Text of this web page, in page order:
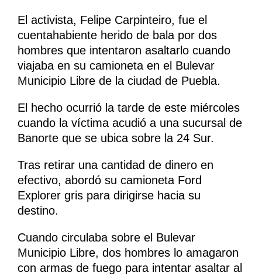
El activista, Felipe Carpinteiro, fue el
cuentahabiente herido de bala por dos
hombres que intentaron asaltarlo cuando
viajaba en su camioneta en el Bulevar
Municipio Libre de la ciudad de Puebla.
El hecho ocurrió la tarde de este miércoles
cuando la víctima acudió a una sucursal de
Banorte que se ubica sobre la 24 Sur.
Tras retirar una cantidad de dinero en
efectivo, abordó su camioneta Ford
Explorer gris para dirigirse hacia su
destino.
Cuando circulaba sobre el Bulevar
Municipio Libre, dos hombres lo amagaron
con armas de fuego para intentar asaltar al